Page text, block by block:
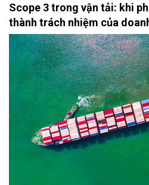
Scope 3 trong vận tải: khi
thành trách nhiệm của